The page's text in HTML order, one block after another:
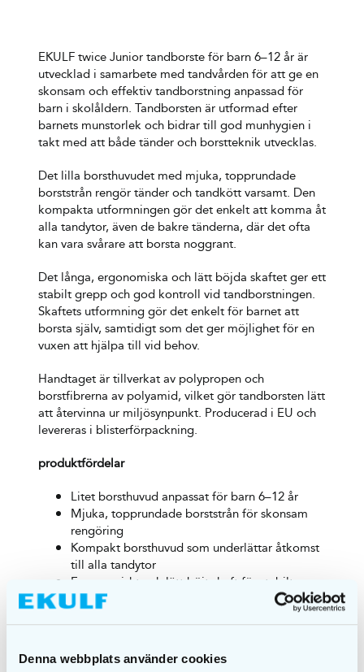
Denna webbplats använder cookies
EKULF twice Junior tandborste för barn 6–12 år är
utvecklad i samarbete med tandvården för att ge en
skonsam och effektiv tandborstning anpassad för
barn i skolåldern. Tandborsten är utformad efter
barnets munstorlek och bidrar till god munhygien i
takt med att både tänder och borstteknik utvecklas.
Det lilla borsthuvudet med mjuka, topprundade
borststrån rengör tänder och tandkött varsamt. Den
kompakta utformningen gör det enkelt att komma åt
alla tandytor, även de bakre tänderna, där det ofta
kan vara svårare att borsta noggrant.
Det långa, ergonomiska och lätt böjda skaftet ger ett
stabilt grepp och god kontroll vid tandborstningen.
Skaftets utformning gör det enkelt för barnet att
borsta själv, samtidigt som det ger möjlighet för en
vuxen att hjälpa till vid behov.
Handtaget är tillverkat av polypropen och
borstfibrerna av polyamid, vilket gör tandborsten lätt
att återvinna ur miljösynpunkt. Producerad i EU och
levereras i blisterförpackning.
produktfördelar
Litet borsthuvud anpassat för barn 6–12 år
Mjuka, topprundade borststrån för skonsam
rengöring
Kompakt borsthuvud som underlättar åtkomst
till alla tandytor
Ergonomiskt och lätt böjt skaft för stabilt
grepp och god kontroll
Utvecklad i samarbete med tandvården